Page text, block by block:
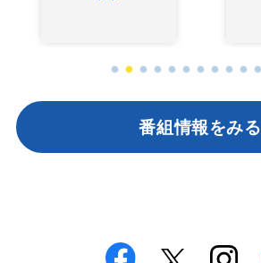
番組情報をみる